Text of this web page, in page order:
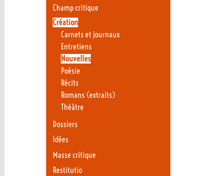
Champ critique
Création
Carnets et journaux
Entretiens
Nouvelles
Poésie
Récits
Romans (extraits)
Théâtre
Dossiers
Idées
Masse critique
Restitutio